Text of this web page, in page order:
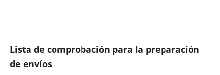
Lista de comprobación para la preparación
de envíos